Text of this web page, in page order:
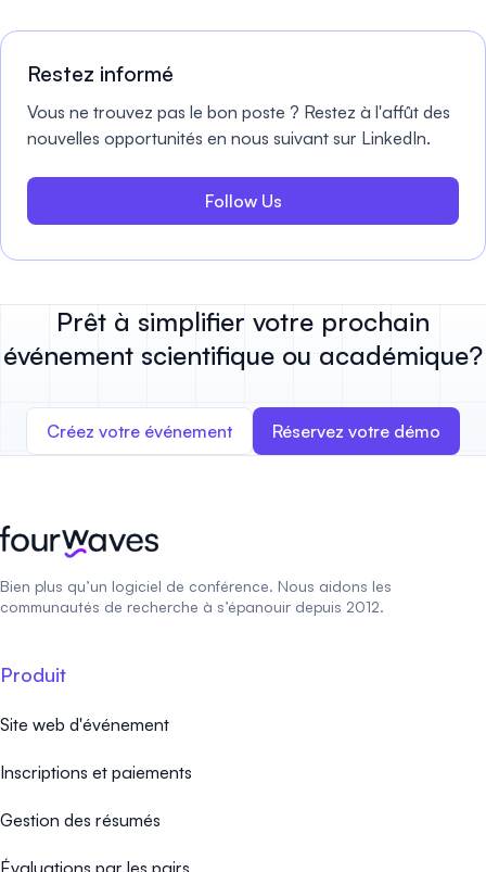
Restez informé
Vous ne trouvez pas le bon poste ? Restez à l'affût des
nouvelles opportunités en nous suivant sur LinkedIn.
Follow Us
Prêt à simplifier votre prochain
événement scientifique ou académique?
Créez votre événement Réservez votre démo
Bien plus qu’un logiciel de conférence. Nous aidons les
communautés de recherche à s’épanouir depuis 2012.
Produit
Site web d'événement
Inscriptions et paiements
Gestion des résumés
Évaluations par les pairs